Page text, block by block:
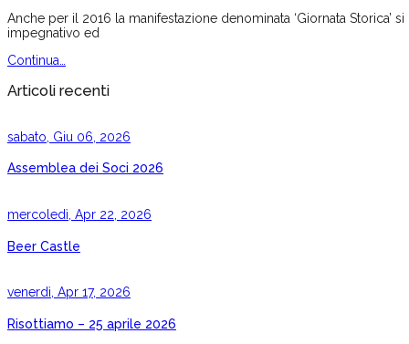
Anche per il 2016 la manifestazione denominata ‘Giornata
impegnativo ed
Continua…
Articoli recenti
sabato, Giu 06, 2026
Assemblea dei Soci 2026
mercoledì, Apr 22, 2026
Beer Castle
venerdì, Apr 17, 2026
Risottiamo – 25 aprile 2026